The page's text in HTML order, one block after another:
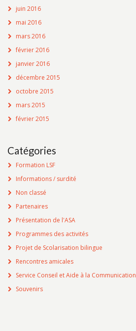
juin 2016
mai 2016
mars 2016
février 2016
janvier 2016
décembre 2015
octobre 2015
mars 2015
février 2015
Catégories
Formation LSF
Informations / surdité
Non classé
Partenaires
Présentation de l'ASA
Programmes des activités
Projet de Scolarisation bilingue
Rencontres amicales
Service Conseil et Aide à la Communication
Souvenirs